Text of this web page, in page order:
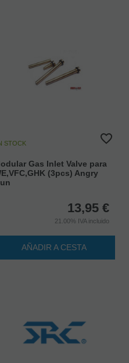
STOCK
Gas Inlet Valve para
(3pcs) Angry
13,95 €
21.00% IVA incluido
AÑADIR A CESTA